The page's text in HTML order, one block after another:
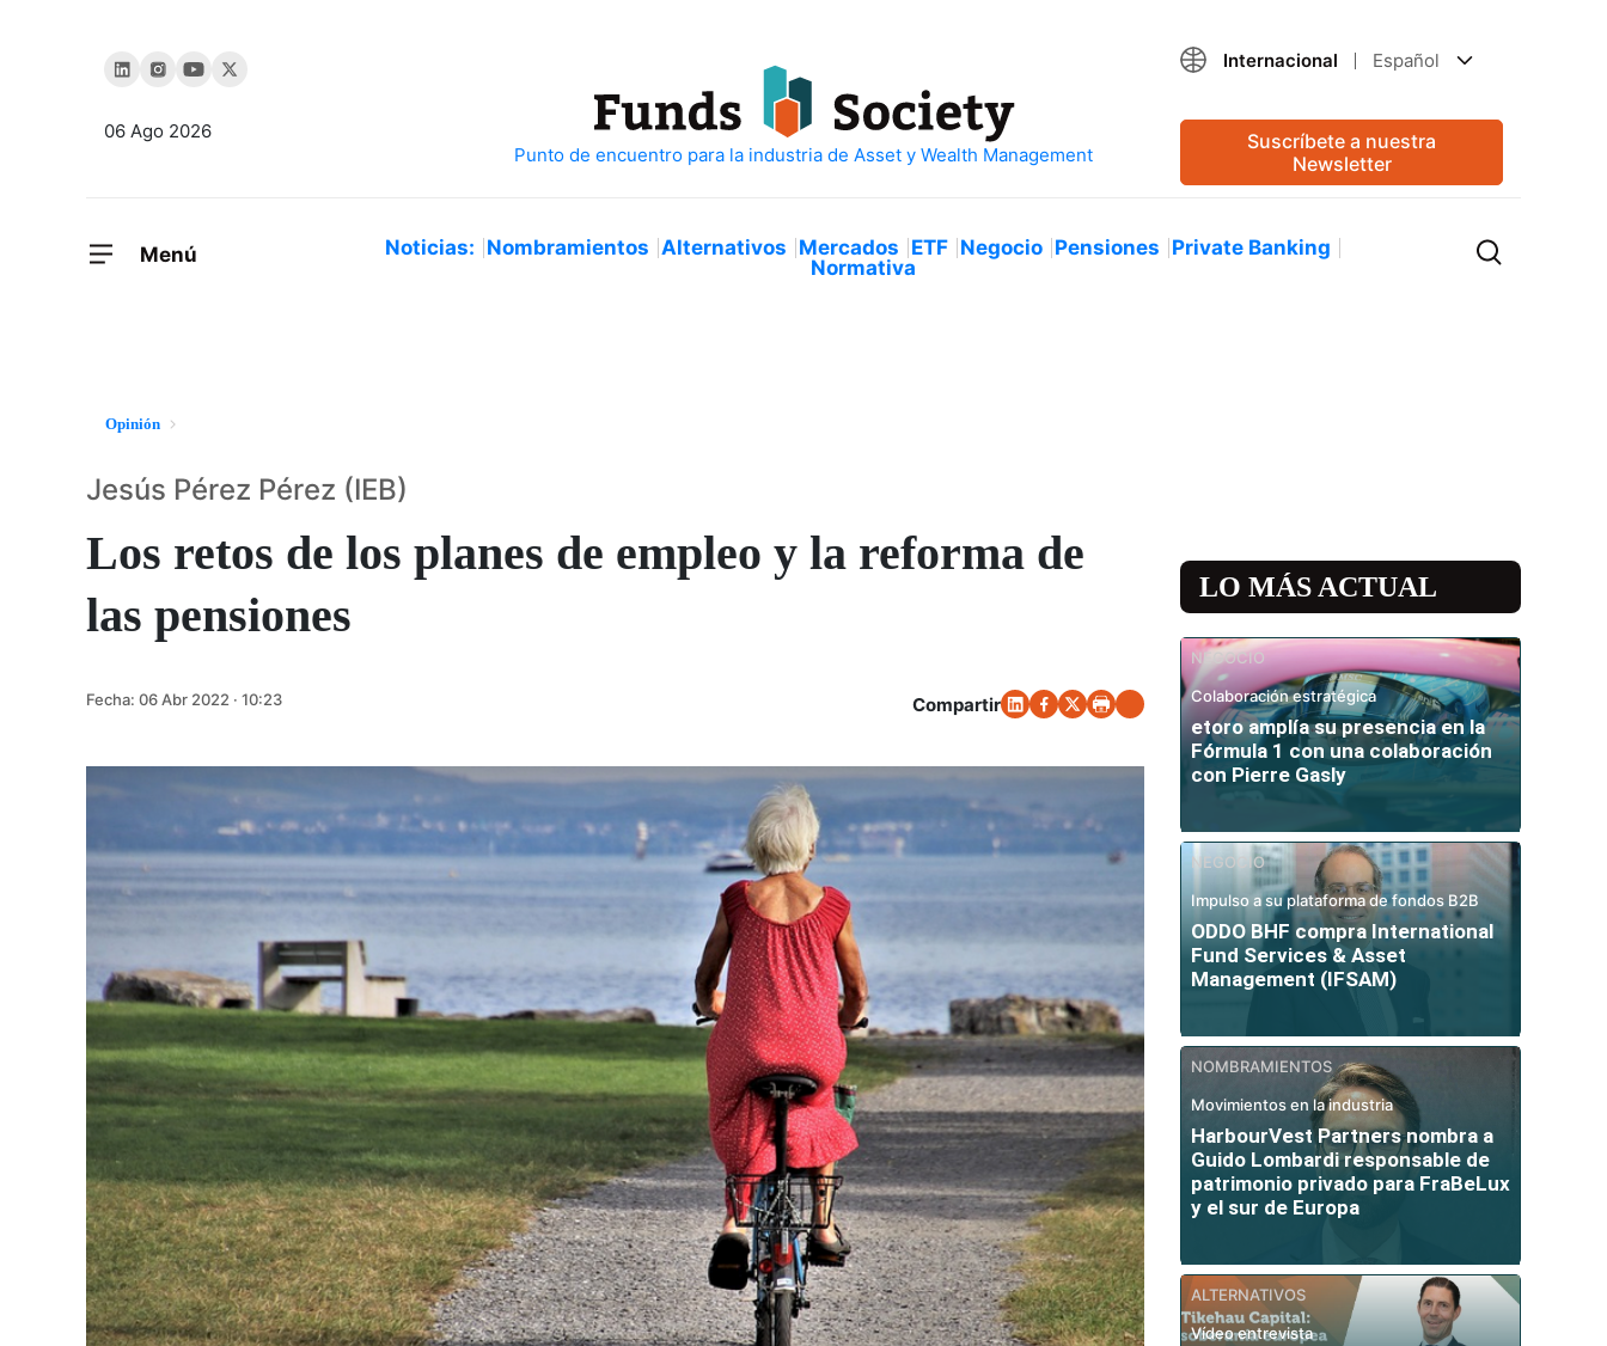
06 Ago 2026
Internacional Español
Suscríbete a nuestra
Newsletter
Menú Noticias: Nombramientos Alternativos Mercados ETF Negocio Pensiones Private Banking
Normativa
Opinión
Los retos de los planes de empleo y la reforma de
las pensiones
Jesús Pérez Pérez (IEB)
Fecha: 06 Abr 2022 · 10:23 Compartir
LO MÁS ACTUAL
NEGOCIO
Colaboración estratégica
etoro amplía su presencia en la
Fórmula 1 con una colaboración
con Pierre Gasly
NEGOCIO
Impulso a su plataforma de fondos B2B
ODDO BHF compra International
Fund Services & Asset
Management (IFSAM)
NOMBRAMIENTOS
Movimientos en la industria
HarbourVest Partners nombra a
Guido Lombardi responsable de
patrimonio privado para FraBeLux
y el sur de Europa
ALTERNATIVOS
Vídeo entrevista